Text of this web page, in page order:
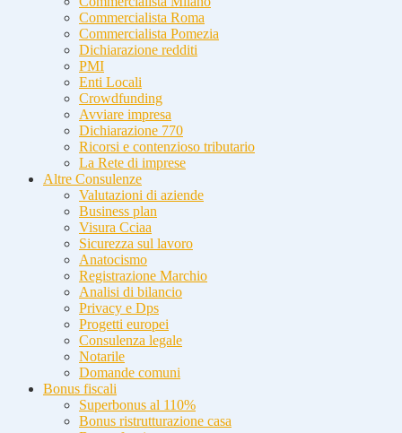
Commercialista Roma
Commercialista Pomezia
Dichiarazione redditi
PMI
Enti Locali
Crowdfunding
Avviare impresa
Dichiarazione 770
Ricorsi e contenzioso tributario
La Rete di imprese
Altre Consulenze
Valutazioni di aziende
Business plan
Visura Cciaa
Sicurezza sul lavoro
Anatocismo
Registrazione Marchio
Analisi di bilancio
Privacy e Dps
Progetti europei
Consulenza legale
Notarile
Domande comuni
Bonus fiscali
Superbonus al 110%
Bonus ristrutturazione casa